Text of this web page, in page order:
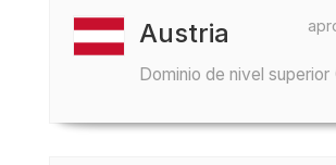
Austria
Dominio de nivel superior